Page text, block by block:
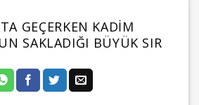
GEÇERKEN KADIM
SAKLADIĞI BÜYÜK SIR